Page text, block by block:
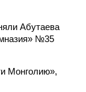
Абутаева
№35
Монголию»,